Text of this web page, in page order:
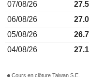
07/08/26
06/08/26
05/08/26
04/08/26
Cours en clôture Taiwan S.E.